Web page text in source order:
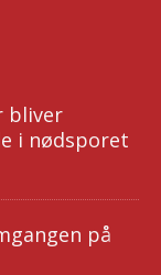
bliver
i nødsporet
på